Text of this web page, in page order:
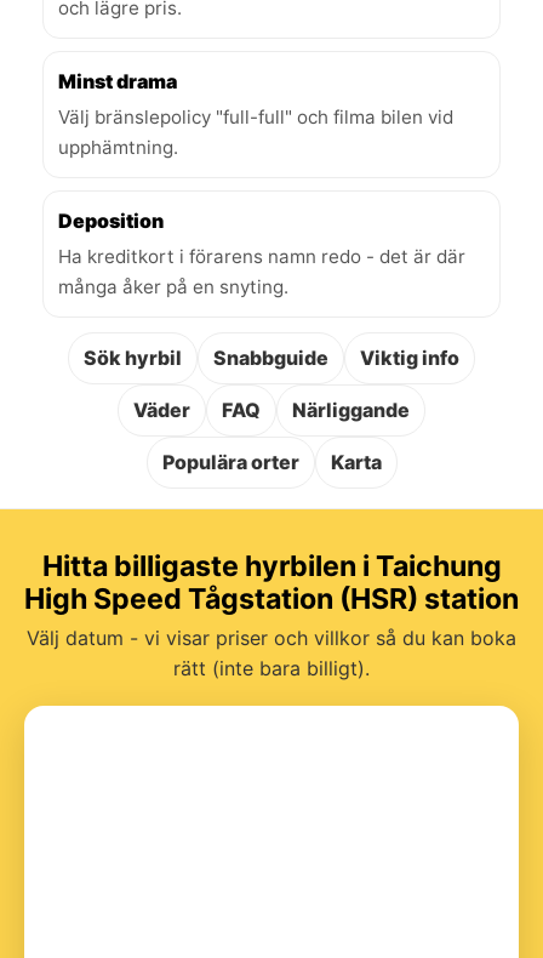
och lägre pris.
Minst drama
Välj bränslepolicy "full-full" och filma bilen vid
upphämtning.
Deposition
Ha kreditkort i förarens namn redo - det är där
många åker på en snyting.
Sök hyrbil Snabbguide Viktig info
Väder FAQ Närliggande
Populära orter Karta
Hitta billigaste hyrbilen i Taichung
High Speed Tågstation (HSR) station
Välj datum - vi visar priser och villkor så du kan boka
rätt (inte bara billigt).